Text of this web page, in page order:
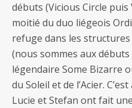
débuts (Vicious Circle puis
moitié du duo liégeois
refuge dans les structures
(nous sommes aux débuts
légendaire Some Bizarre
du Soleil et de l’Acier.
Lucie et Stefan ont fait